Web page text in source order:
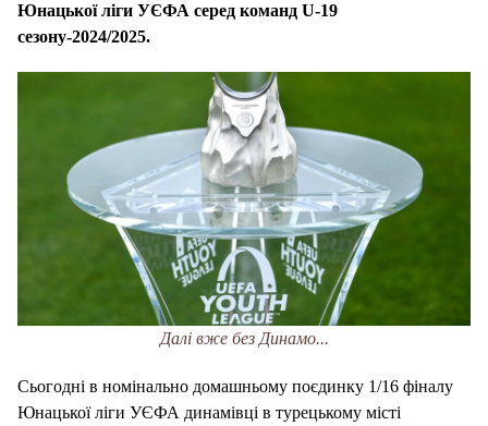
Юнацької ліги УЄФА серед команд U-19
сезону-2024/2025.
Далі вже без Динамо...
Сьогодні в номінально домашньому поєдинку 1/16 фіналу
Юнацької ліги УЄФА динамівці в турецькому місті